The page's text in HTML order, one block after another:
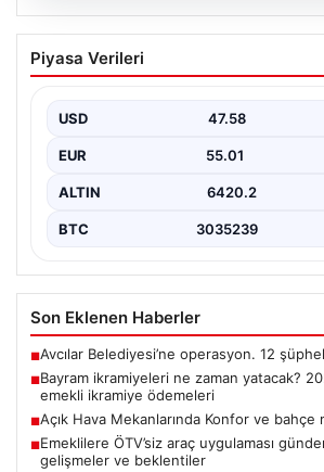
Bayram ikramiyeleri ne
2026 Kurban Bayramı emekli
Piyasa Verileri
USD 47.58
EUR 55.01
ALTIN 6420.2
BTC 3035239
Son Eklenen Haberler
■Avcılar Belediyesi’ne operasyon. 12
■Bayram ikramiyeleri ne zaman yatacak?
emekli ikramiye ödemeleri
■Açık Hava Mekanlarında Konfor ve bahçe
■Emeklilere ÖTV’siz araç uygulaması
gelişmeler ve beklentiler